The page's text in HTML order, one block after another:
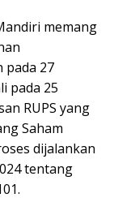
memang
pada 27
pada 25
RUPS yang
Saham
dijalankan
tentang